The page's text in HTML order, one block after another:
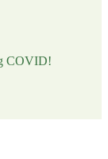
COVID!